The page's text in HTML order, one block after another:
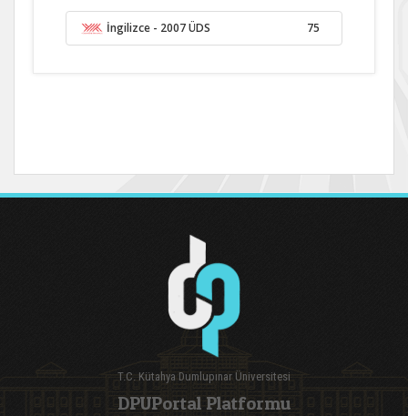
İngilizce - 2007 ÜDS 75
T.C. Kütahya Dumlupınar Üniversitesi
DPUPortal Platformu